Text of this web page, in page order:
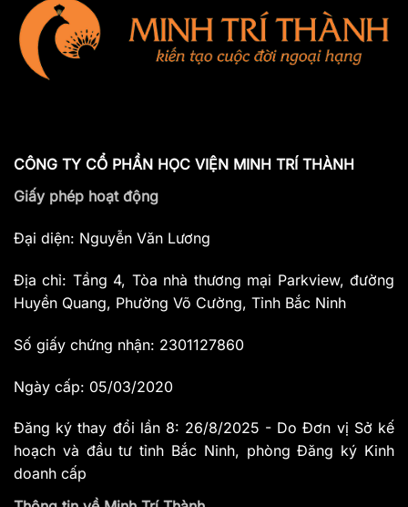
CÔNG TY CỔ PHẦN HỌC VIỆN MINH TRÍ THÀNH
Giấy phép hoạt động
Đại diện: Nguyễn Văn Lương
Địa chỉ: Tầng 4, Tòa nhà thương mại Parkview, đường
Huyền Quang, Phường Võ Cường, Tỉnh Bắc Ninh
Số giấy chứng nhận: 2301127860
Ngày cấp: 05/03/2020
Đăng ký thay đổi lần 8: 26/8/2025 - Do Đơn vị Sở kế
hoạch và đầu tư tỉnh Bắc Ninh, phòng Đăng ký Kinh
doanh cấp